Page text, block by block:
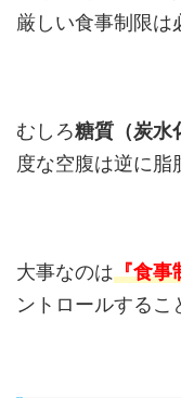
厳しい食事制限は
むしろ糖質（炭水
度な空腹は逆に脂
大事なのは『食事
ントロールするこ